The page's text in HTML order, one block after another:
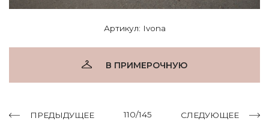
Артикул: Ivona
В ПРИМЕРОЧНУЮ
ПРЕДЫДУЩЕЕ 110/145 СЛЕДУЮЩЕЕ